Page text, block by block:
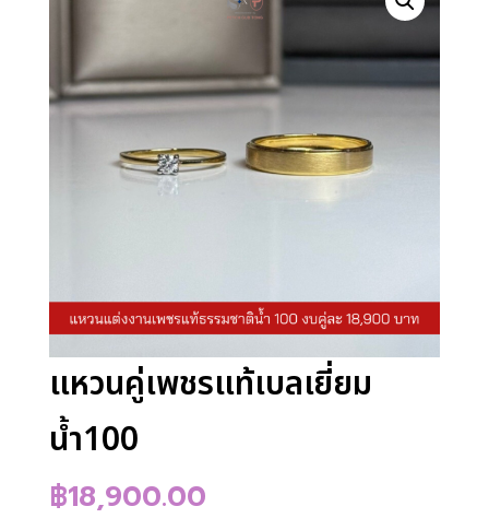
แหวนคู่เพชรแท้เบลเยี่ยม
น้ำ100
฿18,900.00